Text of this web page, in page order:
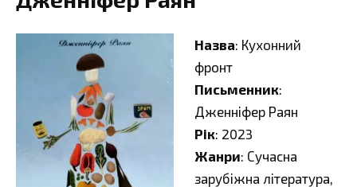
Назва: Кухонний
фронт
Письменник:
Дженніфер Раян
Рік: 2023
Жанри: Сучасна
зарубіжна література,